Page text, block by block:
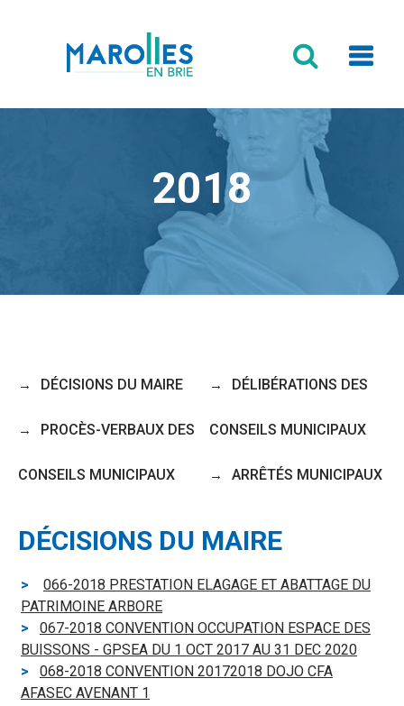
Formulaire
2018
DÉCISIONS DU MAIRE
PROCÈS-VERBAUX DES
CONSEILS MUNICIPAUX
DÉLIBÉRATIONS DES
CONSEILS MUNICIPAUX
ARRÊTÉS MUNICIPAUX
DÉCISIONS DU MAIRE
066-2018 PRESTATION ELAGAGE ET ABATTAGE DU
PATRIMOINE ARBORE
067-2018 CONVENTION OCCUPATION ESPACE DES
BUISSONS - GPSEA DU 1 OCT 2017 AU 31 DEC 2020
068-2018 CONVENTION 20172018 DOJO CFA
AFASEC AVENANT 1